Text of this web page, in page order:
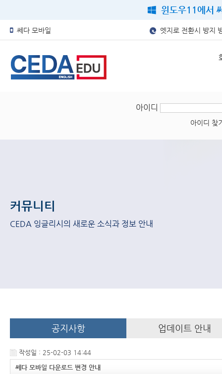
윈도우11에서
쎄다 모바일 엣지로 전환시 방지
아이디
아이디 찾
커뮤니티
CEDA 잉글리시의 새로운 소식과 정보 안내
공지사항 업데이트 안내
작성일 : 25-02-03 14:44
쎄다 모바일 다운로드 변경 안내